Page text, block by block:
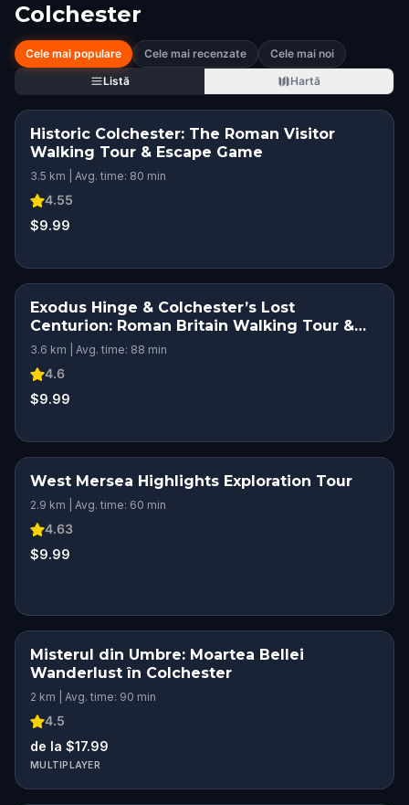
Colchester
Cele mai populare Cele mai recenzate
Cele mai noi
Listă
Hartă
Historic Colchester: The Roman Visitor
Walking Tour & Escape Game
3.5 km | Avg. time: 80 min
4.55
$9.99
Exodus Hinge & Colchester’s Lost
Centurion: Roman Britain Walking Tour &
Escape Game
3.6 km | Avg. time: 88 min
4.6
$9.99
West Mersea Highlights Exploration Tour
2.9 km | Avg. time: 60 min
4.63
$9.99
Misterul din Umbre: Moartea Bellei
Wanderlust în Colchester
2 km | Avg. time: 90 min
4.5
de la $17.99
MULTIPLAYER